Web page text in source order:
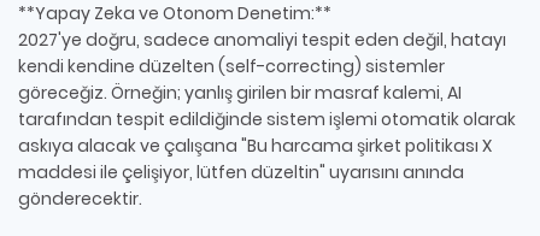
**Yapay Zeka ve Otonom Denetim:**
2027'ye doğru, sadece anomaliyi tespit eden değil, hatayı
kendi kendine düzelten (self-correcting) sistemler
göreceğiz. Örneğin; yanlış girilen bir masraf kalemi, AI
tarafından tespit edildiğinde sistem işlemi otomatik olarak
askıya alacak ve çalışana "Bu harcama şirket politikası X
maddesi ile çelişiyor, lütfen düzeltin" uyarısını anında
gönderecektir.